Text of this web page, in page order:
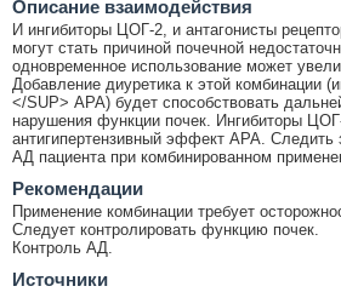
Описание взаимодействия
И ингибиторы ЦОГ-2, и антагонисты
могут стать причиной почечной
одновременное использование может
Добавление диуретика к этой комбинации
</SUP> АРА) будет способствовать
нарушения функции почек. Ингибиторы
антигипертензивный эффект АРА. Следить
АД пациента при комбинированном
Рекомендации
Применение комбинации требует
Следует контролировать функцию почек.
Контроль АД.
Источники